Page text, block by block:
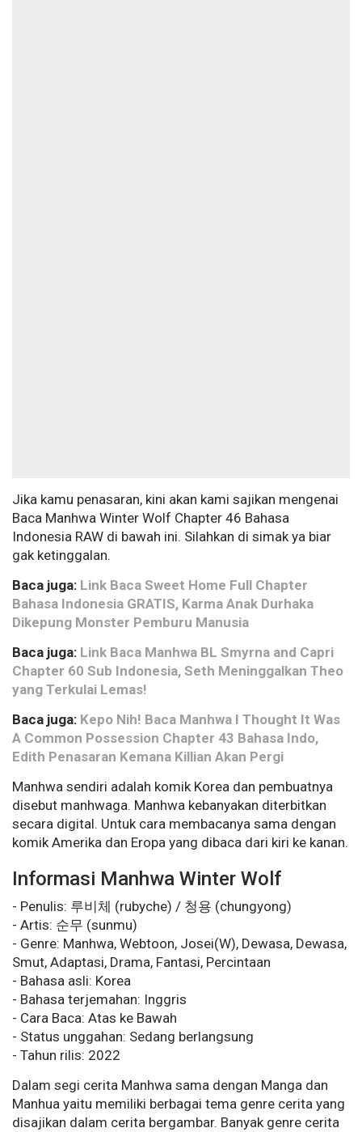
Jika kamu penasaran, kini akan kami sajikan mengenai
Baca Manhwa Winter Wolf Chapter 46 Bahasa
Indonesia RAW di bawah ini. Silahkan di simak ya biar
gak ketinggalan.
Baca juga: Link Baca Sweet Home Full Chapter
Bahasa Indonesia GRATIS, Karma Anak Durhaka
Dikepung Monster Pemburu Manusia
Baca juga: Link Baca Manhwa BL Smyrna and Capri
Chapter 60 Sub Indonesia, Seth Meninggalkan Theo
yang Terkulai Lemas!
Baca juga: Kepo Nih! Baca Manhwa I Thought It Was
A Common Possession Chapter 43 Bahasa Indo,
Edith Penasaran Kemana Killian Akan Pergi
Manhwa sendiri adalah komik Korea dan pembuatnya
disebut manhwaga. Manhwa kebanyakan diterbitkan
secara digital. Untuk cara membacanya sama dengan
komik Amerika dan Eropa yang dibaca dari kiri ke kanan.
Informasi Manhwa Winter Wolf
- Penulis: 루비체 (rubyche) / 청용 (chungyong)
- Artis: 순무 (sunmu)
- Genre: Manhwa, Webtoon, Josei(W), Dewasa, Dewasa,
Smut, Adaptasi, Drama, Fantasi, Percintaan
- Bahasa asli: Korea
- Bahasa terjemahan: Inggris
- Cara Baca: Atas ke Bawah
- Status unggahan: Sedang berlangsung
- Tahun rilis: 2022
Dalam segi cerita Manhwa sama dengan Manga dan
Manhua yaitu memiliki berbagai tema genre cerita yang
disajikan dalam cerita bergambar. Banyak genre cerita